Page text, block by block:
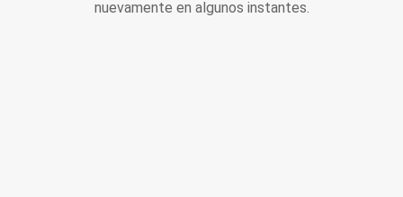
nuevamente en algunos instantes.